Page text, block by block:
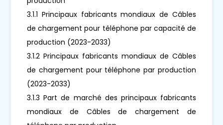
3.1.1 Principaux fabricants mondiaux de Câbles
de chargement pour téléphone par capacité de
production (2023-2033)
3.1.2 Principaux fabricants mondiaux de Câbles
de chargement pour téléphone par production
(2023-2033)
3.1.3 Part de marché des principaux fabricants
mondiaux de Câbles de chargement de